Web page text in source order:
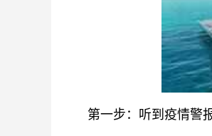
第一步：听到疫情警